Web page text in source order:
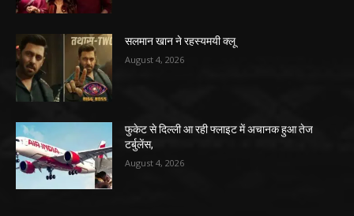
सलमान खान ने रहस्यमयी क्लू
August 4, 2026
फुकेट से दिल्ली आ रही फ्लाइट में अचानक हुआ तेज
टर्बुलेंस,
August 4, 2026